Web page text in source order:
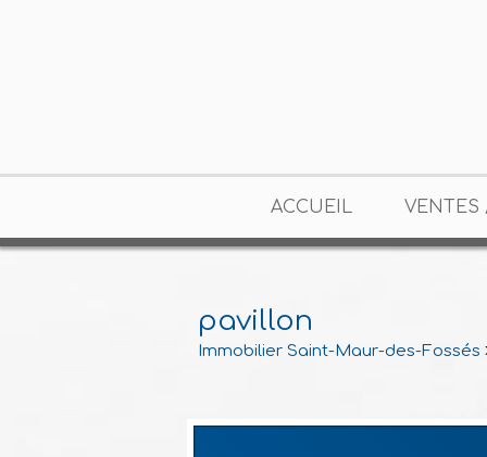
ACCUEIL VENTES
pavillon
Immobilier Saint-Maur-des-Fossés